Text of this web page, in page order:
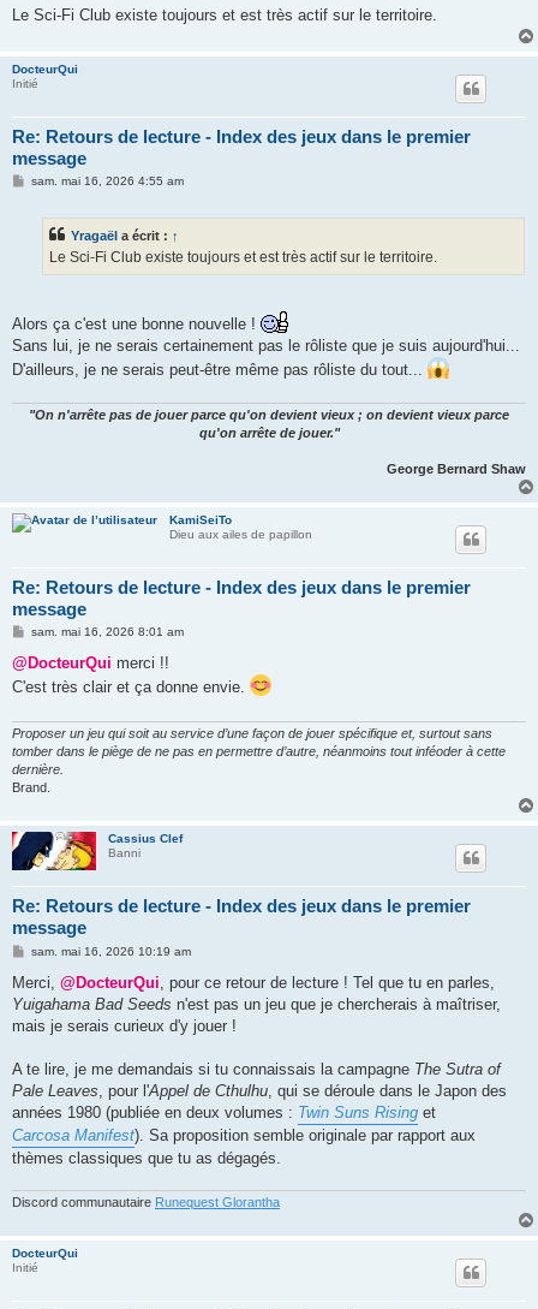
Le Sci-Fi Club existe toujours et est très actif sur le territoire.
DocteurQui
Initié
Re: Retours de lecture - Index des jeux dans le premier
message
Msam. mai 16, 2026 4:55 am
Yragaël a écrit : ↑
Le Sci-Fi Club existe toujours et est très actif sur le territoire.
Alors ça c'est une bonne nouvelle !
Sans lui, je ne serais certainement pas le rôliste que je suis aujourd'hui...
D'ailleurs, je ne serais peut-être même pas rôliste du tout...
"On n'arrête pas de jouer parce qu'on devient vieux ; on devient vieux parce
qu'on arrête de jouer."
George Bernard Shaw
KamiSeiTo
Dieu aux ailes de papillon
Re: Retours de lecture - Index des jeux dans le premier
message
M
s
a
sam. mai 16, 2026 8:01 am
@DocteurQui merci !!
C'est très clair et ça donne envie.
Proposer un jeu qui soit au service d’une façon de jouer spécifique et, surtout sans
tomber dans le piège de ne pas en permettre d’autre, néanmoins tout inféoder à cette
dernière.
Brand.
Cassius Clef
Banni
Re: Retours de lecture - Index des jeux dans le premier
message
M
s
a
g
sam. mai 16, 2026 10:19 am
Merci, @DocteurQui , pour ce retour de lecture ! Tel que tu en parles,
Yuigahama Bad Seeds n'est pas un jeu que je chercherais à maîtriser,
mais je serais curieux d'y jouer !
A te lire, je me demandais si tu connaissais la campagne The Sutra of
Pale Leaves , pour l'Appel de Cthulhu , qui se déroule dans le Japon des
années 1980 (publiée en deux volumes : Twin Suns Rising et
Carcosa Manifest). Sa proposition semble originale par rapport aux
thèmes classiques que tu as dégagés.
Discord communautaire Runequest Glorantha
DocteurQui
Initié